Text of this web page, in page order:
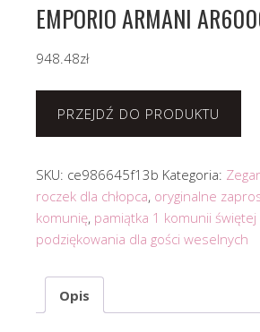
EMPORIO ARMANI
948.48zł
PRZEJDŹ DO PRODUKTU
SKU: ce986645f13b Kategoria:
roczek dla chłopca, oryginalne
komunię, pamiątka 1 komunii świętej
podziękowania dla gości weselnych
Opis